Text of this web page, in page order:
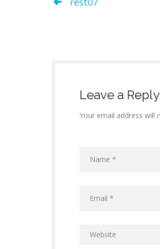
Leave a Reply
Your email address will